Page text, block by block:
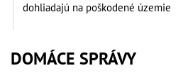
dohliadajú na poškodené územie
DOMÁCE SPRÁVY